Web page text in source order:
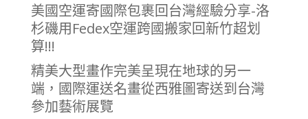
美國空運寄國際包裹回台灣經驗分享-洛
杉磯用Fedex空運跨國搬家回新竹超划
算!!!
精美大型畫作完美呈現在地球的另一
端，國際運送名畫從西雅圖寄送到台灣
參加藝術展覽